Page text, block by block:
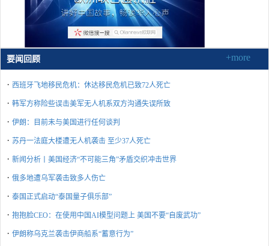
要闻回顾 +more
· 西班牙飞地移民危机：休达移民危机已致72人死亡
· 韩军方称险些误击美军无人机系双方沟通失误所致
· 伊朗：目前未与美国进行任何谈判
· 苏丹一法庭大楼遭无人机袭击 至少37人死亡
· 新闻分析丨美国经济“不可能三角”矛盾交织冲击世界
· 俄多地遭乌军袭击致多人伤亡
· 泰国正式启动“泰国量子俱乐部”
· 抱抱脸CEO：在使用中国AI模型问题上 美国不要“自废武功”
· 伊朗称乌克兰袭击伊商船系“蓄意行为”